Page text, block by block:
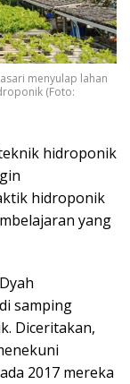
menyulap lahan
(Foto:
hidroponik
hidroponik
yang
samping
Diceritakan,
2017 mereka